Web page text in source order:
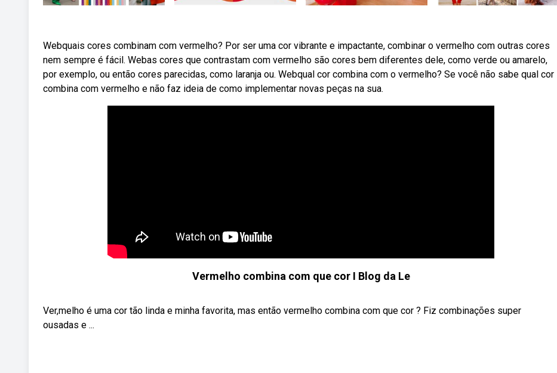
Webquais cores combinam com vermelho? Por ser uma cor vibrante e impactante, combinar o vermelho com outras cores
nem sempre é fácil. Webas cores que contrastam com vermelho são cores bem diferentes dele, como verde ou amarelo,
por exemplo, ou então cores parecidas, como laranja ou. Webqual cor combina com o vermelho? Se você não sabe qual cor
combina com vermelho e não faz ideia de como implementar novas peças na sua.
Vermelho combina com que cor I Blog da Le
Ver,melho é uma cor tão linda e minha favorita, mas então vermelho combina com que cor ? Fiz combinações super
ousadas e ...